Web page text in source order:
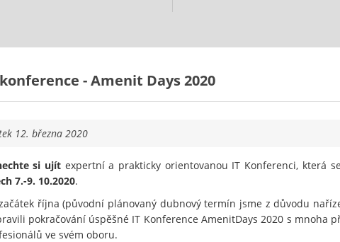
konference - Amenit Days 2020
12. března 2020
si ujítexpertní a prakticky orientovanou IT Konferenci, která
7.-9. 10.2020.
října (původní plánovaný dubnový termín jsme z důvodu
pokračování úspěšné IT Konference AmenitDays 2020 s mnoha
ve svém oboru.